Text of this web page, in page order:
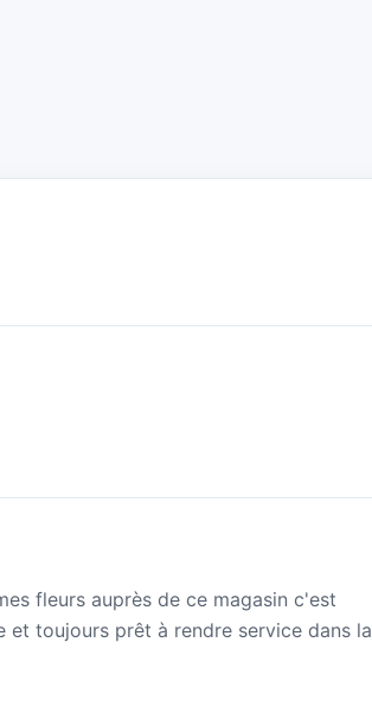
fleurs auprès de ce magasin c'est
et toujours prêt à rendre service dans la